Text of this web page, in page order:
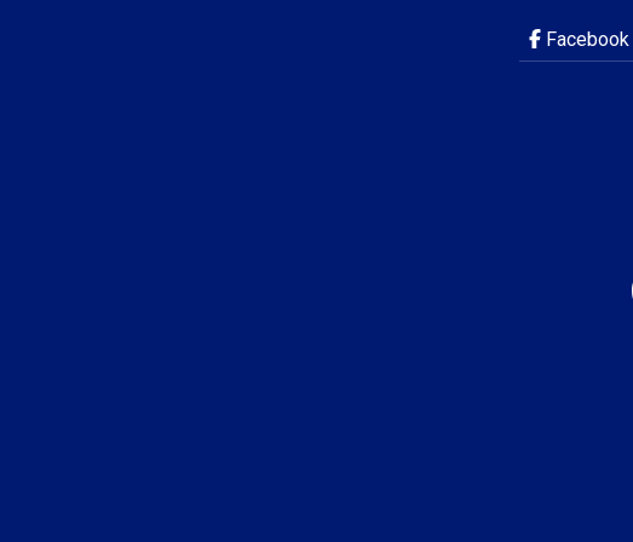
Facebook